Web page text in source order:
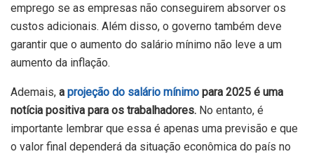
emprego se as empresas não conseguirem absorver os
custos adicionais. Além disso, o governo também deve
garantir que o aumento do salário mínimo não leve a um
aumento da inflação.
Ademais, a projeção do salário mínimo para 2025 é uma
notícia positiva para os trabalhadores. No entanto, é
importante lembrar que essa é apenas uma previsão e que
o valor final dependerá da situação econômica do país no